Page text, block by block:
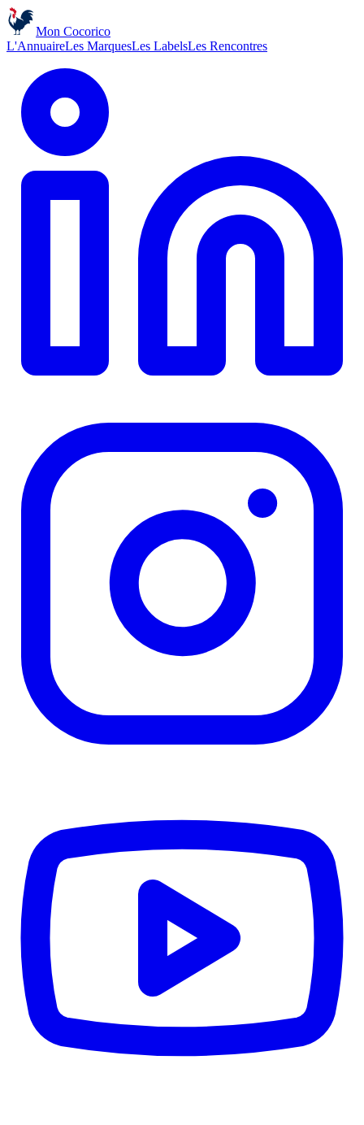
Mon Cocorico
L'AnnuaireLes MarquesLes LabelsLes Rencontres